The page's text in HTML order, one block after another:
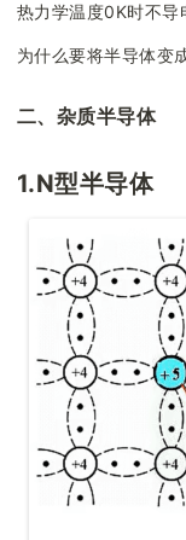
热力学温度0K时不导
为什么要将半导体变
二、杂质半导体
1.N型半导体